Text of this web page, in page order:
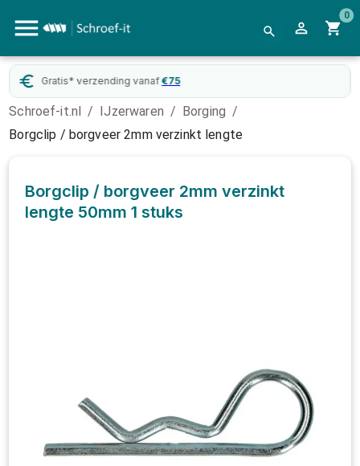
0
Gratis* verzending vanaf €75
Schroef-it.nl / IJzerwaren / Borging /
Borgclip / borgveer 2mm verzinkt lengte
Borgclip / borgveer 2mm verzinkt
lengte 50mm 1 stuks